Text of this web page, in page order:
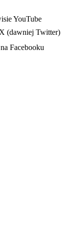
YouTube
(dawniej Twitter)
Facebooku